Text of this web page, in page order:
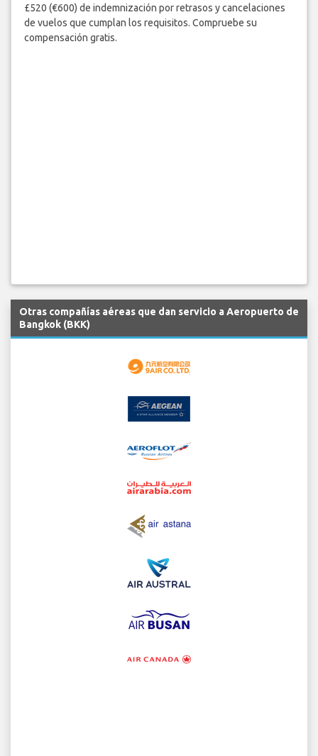
£520 (€600) de indemnización por retrasos y cancelaciones
de vuelos que cumplan los requisitos. Compruebe su
compensación gratis.
Otras compañías aéreas que dan servicio a Aeropuerto de
Bangkok (BKK)